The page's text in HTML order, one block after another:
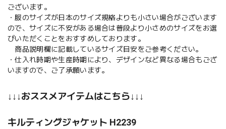
ございます。
・服のサイズが日本のサイズ規格よりも小さい場合がございます
ので、サイズに不安がある場合は普段より小さめのサイズをお選
びいただくことをおすすめしております。
商品説明欄に記載しているサイズ目安をご参考ください。
・仕入れ時期や生産時期により、デザインなど異なる場合もござ
いますので、ご了承願います。
↓↓↓おススメアイテムはこちら↓↓↓
キルティングジャケット H2239